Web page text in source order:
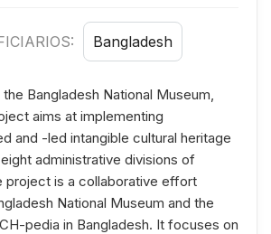
Bangladesh
Bangladesh National Museum,
aims at implementing
and -led intangible cultural heritage
administrative divisions of
project is a collaborative effort
National Museum and the
pedia in Bangladesh. It focuses on